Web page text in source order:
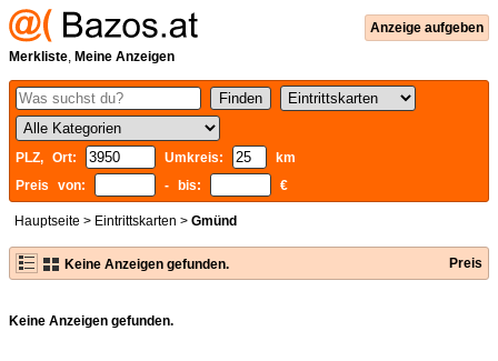
Anzeige aufgeben
Merkliste, Meine Anzeigen
PLZ, Ort: Umkreis:
km
Preis von:
- bis: €
Hauptseite > Eintrittskarten > Gmünd
Keine Anzeigen gefunden. Preis
Keine Anzeigen gefunden.